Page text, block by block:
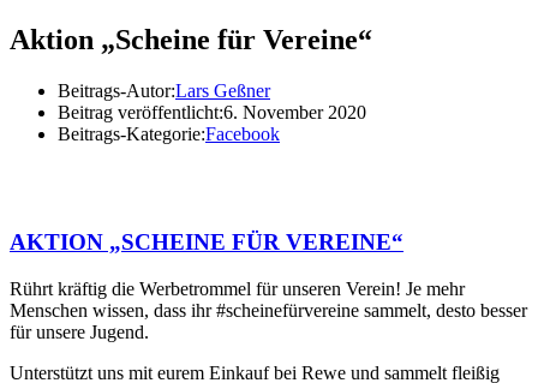
Aktion „Scheine für Vereine“
Beitrags-Autor:Lars Geßner
Beitrag veröffentlicht:6. November 2020
Beitrags-Kategorie:Facebook
AKTION „SCHEINE FÜR VEREINE“
Rührt kräftig die Werbetrommel für unseren Verein! Je mehr
Menschen wissen, dass ihr #scheinefürvereine sammelt, desto besser
für unsere Jugend.
Unterstützt uns mit eurem Einkauf bei Rewe und sammelt fleißig